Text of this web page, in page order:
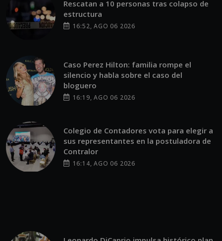
Rescatan a 10 personas tras colapso de
estructura
16:52, AGO 06 2026
Caso Perez Hilton: familia rompe el
silencio y habla sobre el caso del
bloguero
16:19, AGO 06 2026
Colegio de Contadores vota para elegir a
sus representantes en la postuladora de
Contralor
16:14, AGO 06 2026